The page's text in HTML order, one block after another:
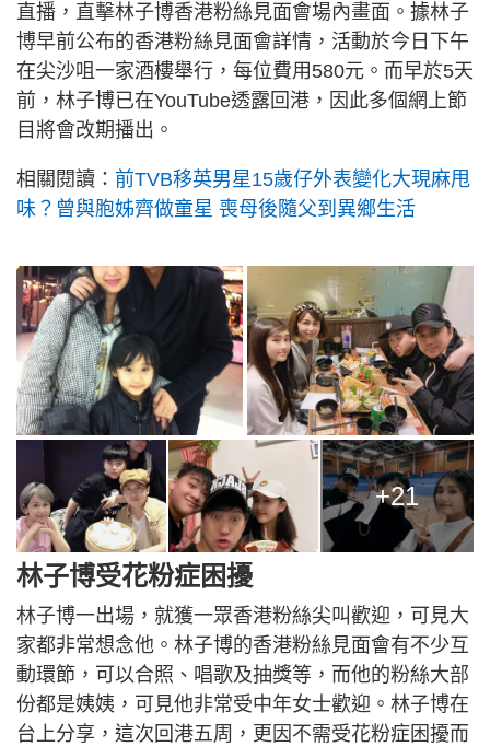
直播，直擊林子博香港粉絲見面會場內畫面。據林子
博早前公布的香港粉絲見面會詳情，活動於今日下午
在尖沙咀一家酒樓舉行，每位費用580元。而早於5天
前，林子博已在YouTube透露回港，因此多個網上節
目將會改期播出。
相關閱讀： 前TVB移英男星15歲仔外表變化大現麻甩
味？曾與胞姊齊做童星 喪母後隨父到異鄉生活
+21
林子博受花粉症困擾
林子博一出場，就獲一眾香港粉絲尖叫歡迎，可見大
家都非常想念他。林子博的香港粉絲見面會有不少互
動環節，可以合照、唱歌及抽獎等，而他的粉絲大部
份都是姨姨，可見他非常受中年女士歡迎。林子博在
台上分享，這次回港五周，更因不需受花粉症困擾而